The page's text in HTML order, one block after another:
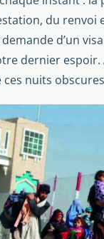
du renvoi
d’un
dernier espoir.
nuits